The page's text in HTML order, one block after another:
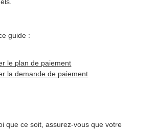
guide :
le plan de paiement
la demande de paiement
que ce soit, assurez-vous que votre